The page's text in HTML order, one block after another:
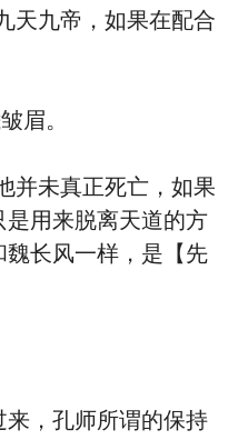
天九帝，如果在配合
眉。
未真正死亡，如果
用来脱离天道的方
长风一样，是【先
，孔师所谓的保持